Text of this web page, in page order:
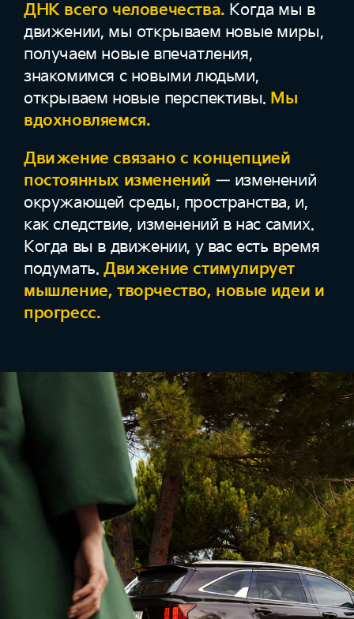
ДНК всего человечества. Когда мы в
движении, мы открываем новые миры,
получаем новые впечатления,
знакомимся с новыми людьми,
открываем новые перспективы. Мы
вдохновляемся.
Движение связано с концепцией
постоянных изменений — изменений
окружающей среды, пространства, и,
как следствие, изменений в нас самих.
Когда вы в движении, у вас есть время
подумать. Движение стимулирует
мышление, творчество, новые идеи и
прогресс.